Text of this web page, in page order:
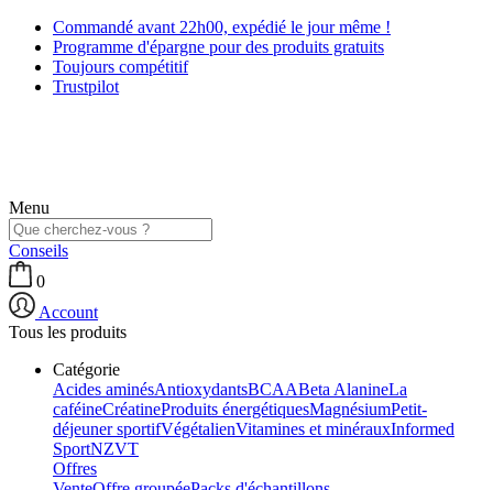
Commandé avant 22h00, expédié le jour même !
Programme d'épargne pour des produits gratuits
Toujours compétitif
Trustpilot
Menu
Conseils
0
Account
Tous les produits
Catégorie
Acides aminésAntioxydantsBCAABeta AlanineLa
caféineCréatineProduits énergétiquesMagnésiumPetit-
déjeuner sportifVégétalienVitamines et minérauxInformed
SportNZVT
Offres